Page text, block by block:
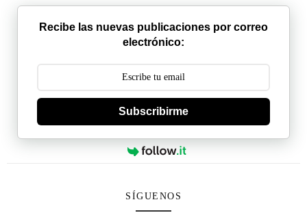
Recibe las nuevas publicaciones por correo
electrónico:
Subscribirme
SÍGUENOS